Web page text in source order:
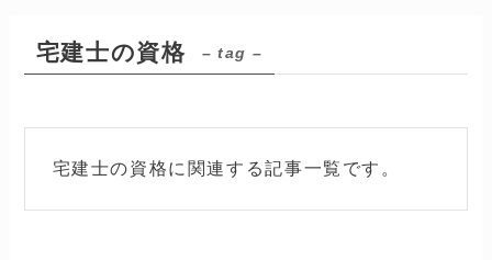
宅建士の資格 – tag –
宅建士の資格に関連する記事一覧です。